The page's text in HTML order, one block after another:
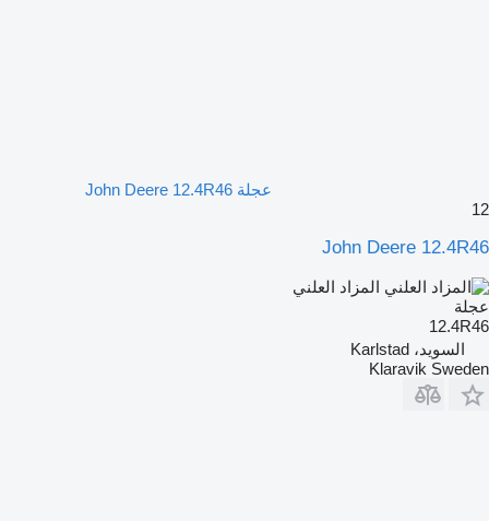
عجلة John Deere 12.4R46
12
John Deere 12.4R46
المزاد العلني
عجلة
12.4R46
السويد، Karlstad
Klaravik Sweden